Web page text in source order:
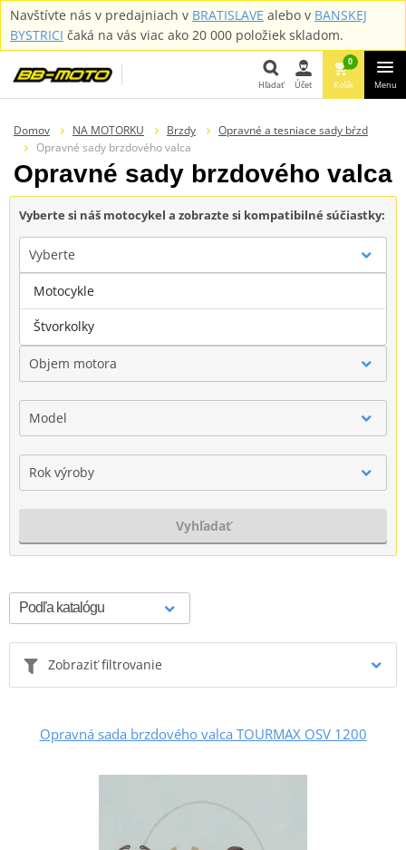
Navštívte nás v predajniach v BRATISLAVE alebo v BANSKEJ
BYSTRICI čaká na vás viac ako 20 000 položiek skladom.
Hľadať
Hľadať Účet
0
Košík Menu
Domov NA MOTORKU Brzdy
Opravné a tesniace sady bŕzd
Opravné sady brzdového valca
Opravné sady brzdového valca
Vyberte si náš motocykel a zobrazte si kompatibilné súčiastky:
Vyberte
Značka
Objem motora
Model
Rok výroby
Vyhľadať
Zobraziť filtrovanie
Opravná sada brzdového valca TOURMAX OSV 1200
Motocykle
Štvorkolky